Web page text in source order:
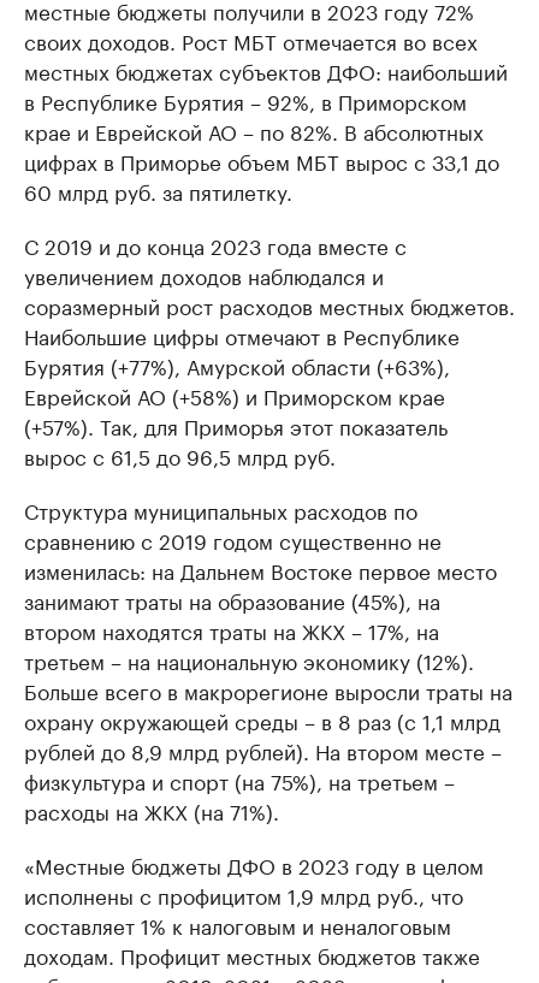
местные бюджеты получили в 2023 году 72%
своих доходов. Рост МБТ отмечается во всех
местных бюджетах субъектов ДФО: наибольший
в Республике Бурятия – 92%, в Приморском
крае и Еврейской АО – по 82%. В абсолютных
цифрах в Приморье объем МБТ вырос с 33,1 до
60 млрд руб. за пятилетку.
С 2019 и до конца 2023 года вместе с
увеличением доходов наблюдался и
соразмерный рост расходов местных бюджетов.
Наибольшие цифры отмечают в Республике
Бурятия (+77%), Амурской области (+63%),
Еврейской АО (+58%) и Приморском крае
(+57%). Так, для Приморья этот показатель
вырос с 61,5 до 96,5 млрд руб.
Структура муниципальных расходов по
сравнению с 2019 годом существенно не
изменилась: на Дальнем Востоке первое место
занимают траты на образование (45%), на
втором находятся траты на ЖКХ – 17%, на
третьем – на национальную экономику (12%).
Больше всего в макрорегионе выросли траты на
охрану окружающей среды – в 8 раз (с 1,1 млрд
рублей до 8,9 млрд рублей). На втором месте –
физкультура и спорт (на 75%), на третьем –
расходы на ЖКХ (на 71%).
«Местные бюджеты ДФО в 2023 году в целом
исполнены с профицитом 1,9 млрд руб., что
составляет 1% к налоговым и неналоговым
доходам. Профицит местных бюджетов также